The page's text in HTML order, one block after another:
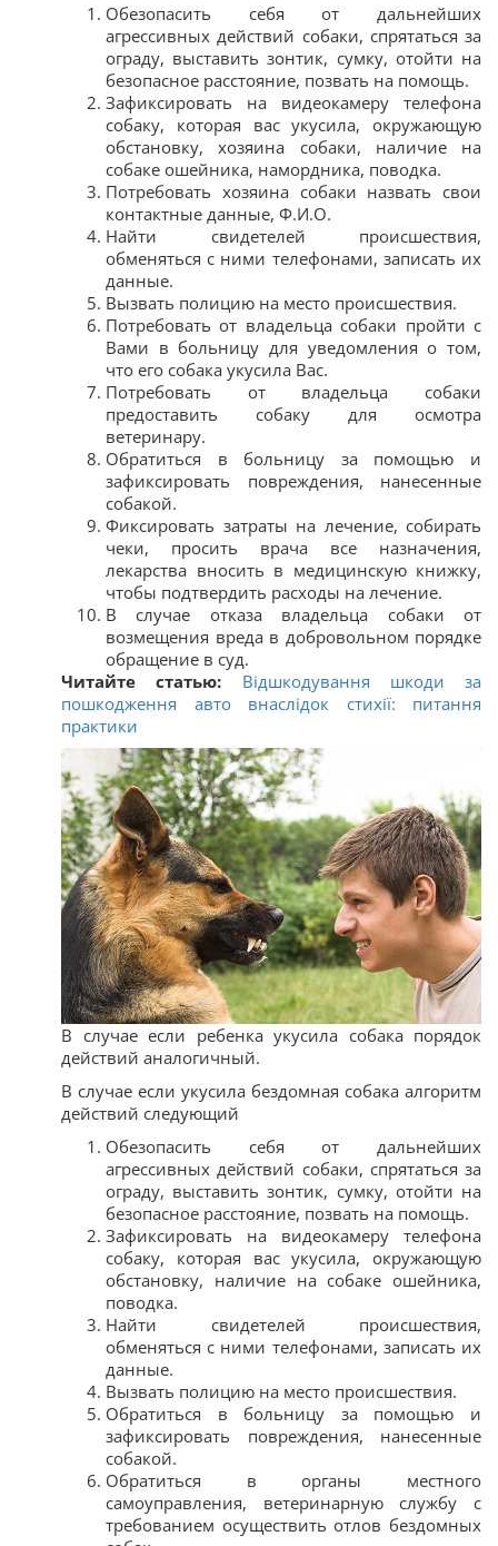
Обезопасить себя от дальнейших
агрессивных действий собаки, спрятаться за
ограду, выставить зонтик, сумку, отойти на
безопасное расстояние, позвать на помощь.
Зафиксировать на видеокамеру телефона
собаку, которая вас укусила, окружающую
обстановку, хозяина собаки, наличие на
собаке ошейника, намордника, поводка.
Потребовать хозяина собаки назвать свои
контактные данные, Ф.И.О.
Найти свидетелей происшествия,
обменяться с ними телефонами, записать их
данные.
Вызвать полицию на место происшествия.
Потребовать от владельца собаки пройти с
Вами в больницу для уведомления о том,
что его собака укусила Вас.
Потребовать от владельца собаки
предоставить собаку для осмотра
ветеринару.
Обратиться в больницу за помощью и
зафиксировать повреждения, нанесенные
собакой.
Фиксировать затраты на лечение, собирать
чеки, просить врача все назначения,
лекарства вносить в медицинскую книжку,
чтобы подтвердить расходы на лечение.
В случае отказа владельца собаки от
возмещения вреда в добровольном порядке
обращение в суд.
Читайте статью: Відшкодування шкоди за
пошкодження авто внаслідок стихії: питання
практики
В случае если ребенка укусила собака порядок
действий аналогичный.
В случае если укусила бездомная собака алгоритм
действий следующий
Обезопасить себя от дальнейших
агрессивных действий собаки, спрятаться за
ограду, выставить зонтик, сумку, отойти на
безопасное расстояние, позвать на помощь.
Зафиксировать на видеокамеру телефона
собаку, которая вас укусила, окружающую
обстановку, наличие на собаке ошейника,
поводка.
Найти свидетелей происшествия,
обменяться с ними телефонами, записать их
данные.
Вызвать полицию на место происшествия.
Обратиться в больницу за помощью и
зафиксировать повреждения, нанесенные
собакой.
Обратиться в органы местного
самоуправления, ветеринарную службу с
требованием осуществить отлов бездомных